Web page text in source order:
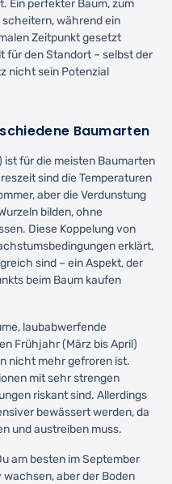
Ein perfekter Baum, zum
während ein
Zeitpunkt gesetzt
für den Standort – selbst der
nicht sein Potenzial
Baumarten
ist für die meisten Baumarten
sind die Temperaturen
aber die Verdunstung
bilden, ohne
Diese Koppelung von
erklärt,
sind – ein Aspekt, der
beim Baum kaufen
laubabwerfende
Frühjahr (März bis April)
nicht mehr gefroren ist.
mit sehr strengen
riskant sind. Allerdings
bewässert werden, da
und austreiben muss.
am besten im September
aber der Boden